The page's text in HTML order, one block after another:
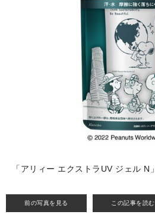
前の写真を見る この記事を読む
「アリィー エクストラUV ジェル N」